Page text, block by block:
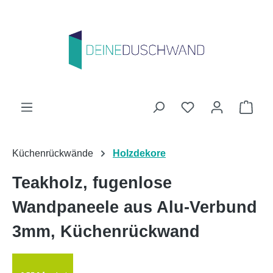
Du hast 0
Küchenrückwände Holzdekore
Teakholz, fugenlose
Wandpaneele aus Alu-Verbund
3mm, Küchenrückwand